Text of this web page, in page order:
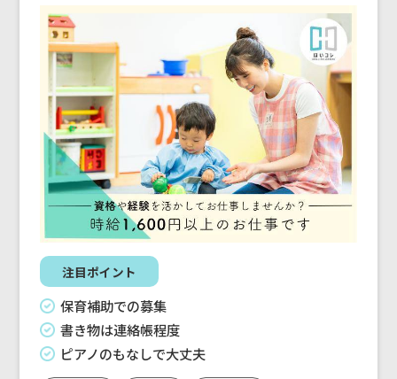
注目ポイント
保育補助での募集
書き物は連絡帳程度
ピアノのもなしで大丈夫